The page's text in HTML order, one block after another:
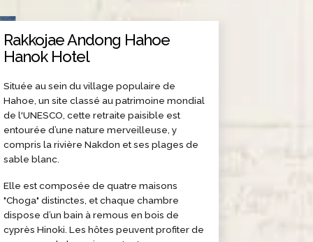
Rakkojae Andong Hahoe
Hanok Hotel
Située au sein du village populaire de
Hahoe, un site classé au patrimoine mondial
de l'UNESCO, cette retraite paisible est
entourée d’une nature merveilleuse, y
compris la rivière Nakdon et ses plages de
sable blanc.
Elle est composée de quatre maisons
"Choga" distinctes, et chaque chambre
dispose d’un bain à remous en bois de
cyprès Hinoki. Les hôtes peuvent profiter de